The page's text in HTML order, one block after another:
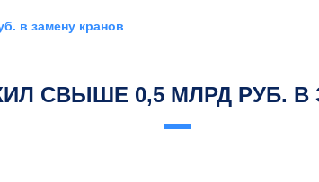
в замену кранов
СВЫШЕ 0,5 МЛРД РУБ. В